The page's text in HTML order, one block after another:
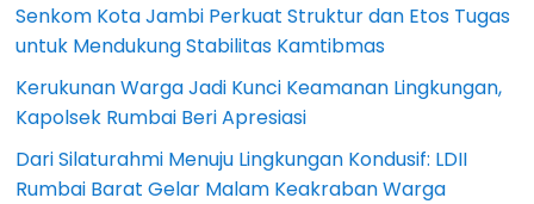
Senkom Kota Jambi Perkuat Struktur dan Etos Tugas
untuk Mendukung Stabilitas Kamtibmas
Kerukunan Warga Jadi Kunci Keamanan Lingkungan,
Kapolsek Rumbai Beri Apresiasi
Dari Silaturahmi Menuju Lingkungan Kondusif: LDII
Rumbai Barat Gelar Malam Keakraban Warga